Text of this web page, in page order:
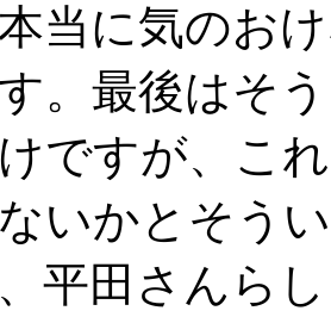
当に気のお
。最後はそ
ですが、こ
いかとそう
平田さんら